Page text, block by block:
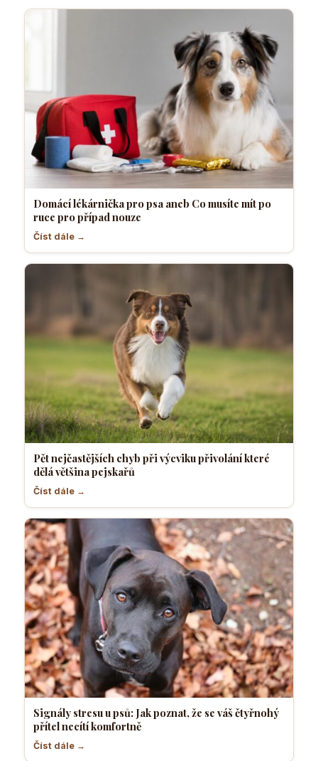
Domácí lékárnička pro psa aneb Co musíte mít po
ruce pro případ nouze
Číst dále →
Pět nejčastějších chyb při výcviku přivolání které
dělá většina pejskařů
Číst dále →
Signály stresu u psů: Jak poznat, že se váš čtyřnohý
přítel necítí komfortně
Číst dále →